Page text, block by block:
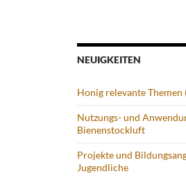
NEUIGKEITEN
Honig relevante Themen
Nutzungs- und
Bienenstockluft
Projekte und
Jugendliche